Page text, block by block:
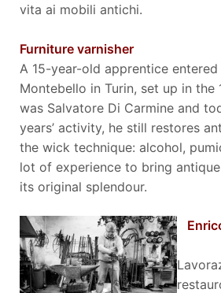
vita ai mobili antichi.
Furniture varnisher
A 15-year-old apprentice
Montebello in Turin, set up in the
was Salvatore Di Carmine and
years’ activity, he still restores
the wick technique: alcohol,
lot of experience to bring
its original splendour.